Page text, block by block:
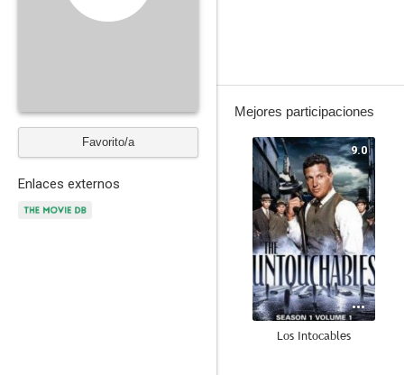
Favorito/a
Enlaces externos
Mejores participaciones
9.0
Los Intocables